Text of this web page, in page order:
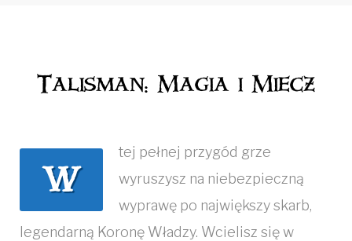
Talisman: Magia i Miecz
W
tej pełnej przygód grze
wyruszysz na niebezpieczną
wyprawę po największy skarb,
legendarną Koronę Władzy. Wcielisz się w